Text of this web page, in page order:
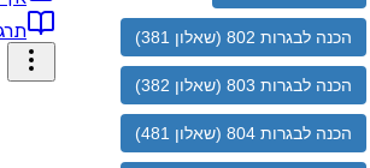
הכנה לבגרות 802 (שאלון 381)
הכנה לבגרות 803 (שאלון 382)
הכנה לבגרות 804 (שאלון 481)